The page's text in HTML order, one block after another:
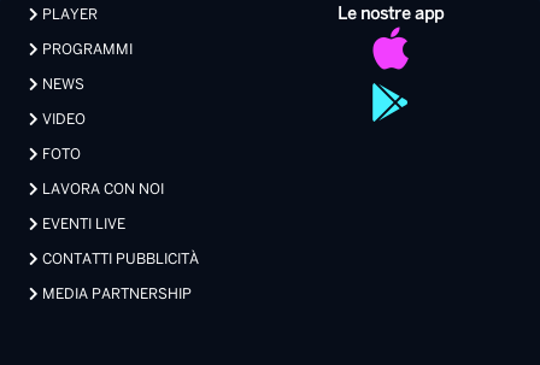
Le nostre app
PLAYER
PROGRAMMI
NEWS
VIDEO
FOTO
LAVORA CON NOI
EVENTI LIVE
CONTATTI PUBBLICITÀ
MEDIA PARTNERSHIP